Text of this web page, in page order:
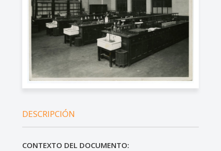
DESCRIPCIÓN
CONTEXTO DEL DOCUMENTO: